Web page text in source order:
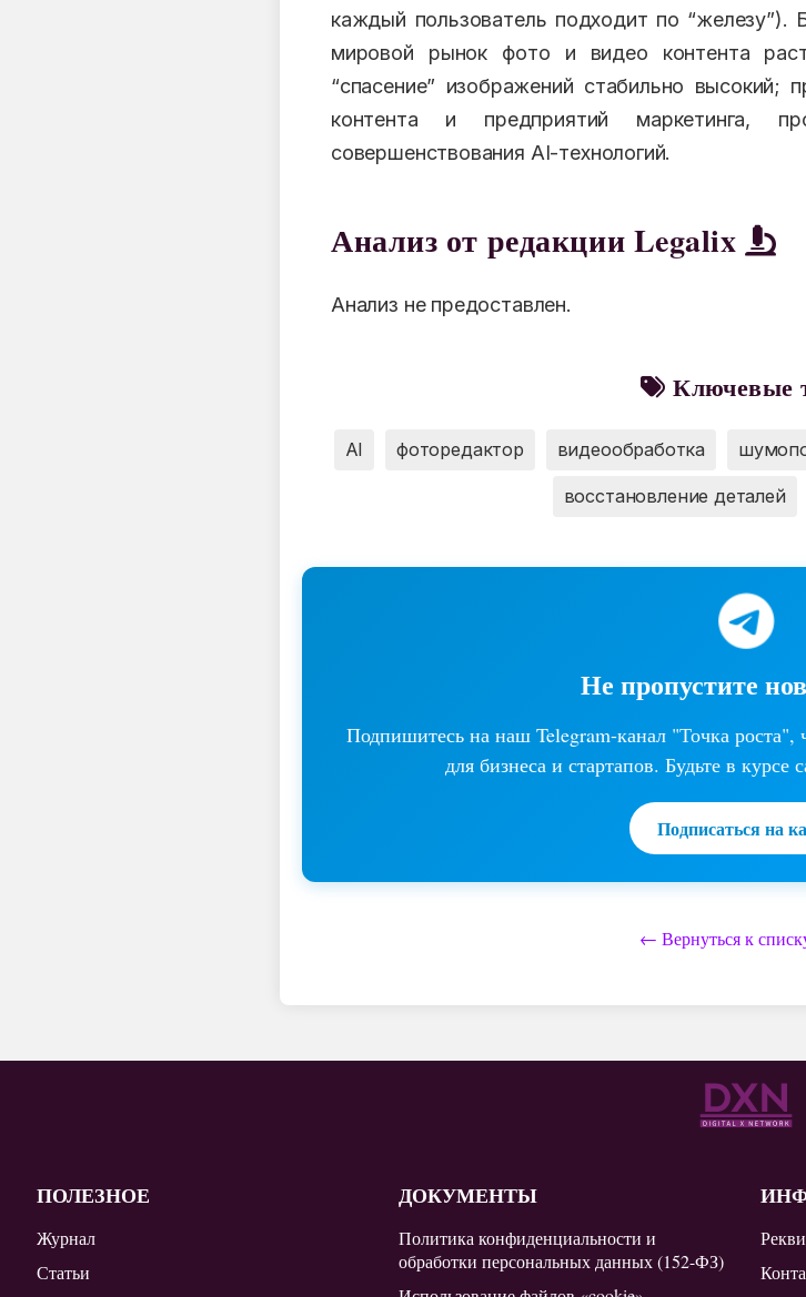
каждый пользователь подходит по “железу”).
мировой рынок фото и видео контента
“спасение” изображений стабильно высокий;
контента и предприятий маркетинга,
совершенствования AI-технологий.
Анализ от редакции Legalix
Анализ не предоставлен.
Ключевые
AI фоторедактор видеообработка
восстановление деталей
Не пропустите
Подпишитесь на наш Telegram-канал "Точка роста",
для бизнеса и стартапов. Будьте в
Подписаться на
← Вернуться к
ПОЛЕЗНОЕ
Журнал
Статьи
ДОКУМЕНТЫ
Политика конфиденциальности и
обработки персональных данных (152-ФЗ)